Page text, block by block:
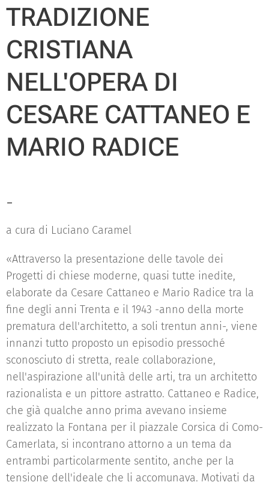
TRADIZIONE
CRISTIANA
NELL'OPERA DI
CESARE CATTANEO E
MARIO RADICE
-
a cura di Luciano Caramel
«Attraverso la presentazione delle tavole dei
Progetti di chiese moderne, quasi tutte inedite,
elaborate da Cesare Cattaneo e Mario Radice tra la
fine degli anni Trenta e il 1943 -anno della morte
prematura dell'architetto, a soli trentun anni-, viene
innanzi tutto proposto un episodio pressoché
sconosciuto di stretta, reale collaborazione,
nell'aspirazione all'unità delle arti, tra un architetto
razionalista e un pittore astratto. Cattaneo e Radice,
che già qualche anno prima avevano insieme
realizzato la Fontana per il piazzale Corsica di Como-
Camerlata, si incontrano attorno a un tema da
entrambi particolarmente sentito, anche per la
tensione dell'ideale che li accomunava. Motivati da